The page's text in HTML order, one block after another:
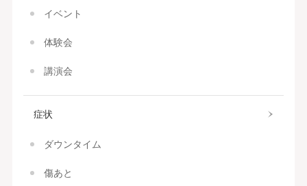
イベント
体験会
講演会
症状
ダウンタイム
傷あと